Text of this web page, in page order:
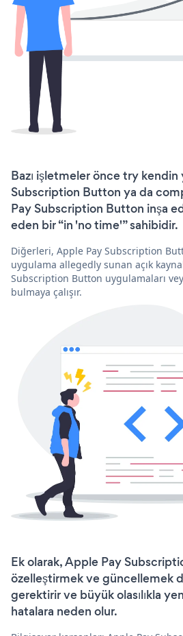
Bazı işletmeler önce try
Subscription Button ya da
Pay Subscription Button inşa
eden bir “in 'no time'” sahibidir.
Diğerleri, Apple Pay Subscription
uygulama allegedly sunan açık
Subscription Button uygulamaları
bulmaya çalışır.
Ek olarak, Apple Pay
özelleştirmek ve güncellemek
gerektirir ve büyük olasılıkla
hatalara neden olur.